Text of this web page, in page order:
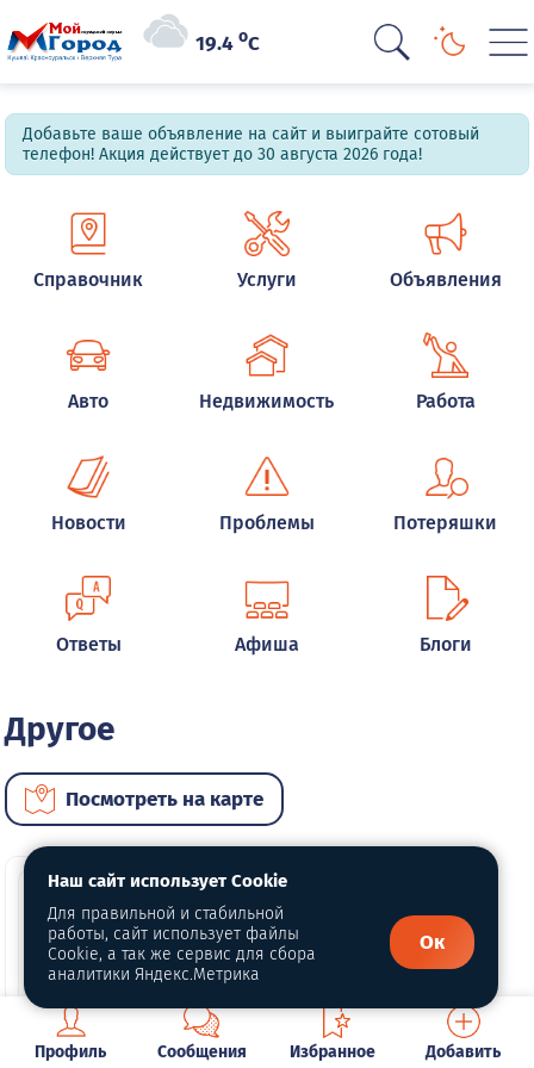
19.4oC
Добавьте ваше объявление на сайт и выиграйте сотовый
телефон! Акция действует до 30 августа 2026 года!
Справочник Услуги Объявления
Авто Недвижимость Работа
Новости Проблемы Потеряшки
Ответы Афиша Блоги
Другое
Посмотреть на карте
Профиль Сообщения Избранное Добавить
Наш сайт использует Cookie
Для правильной и стабильной
работы, сайт использует файлы
Cookie, а так же сервис для сбора
аналитики Яндекс.Метрика
Ок